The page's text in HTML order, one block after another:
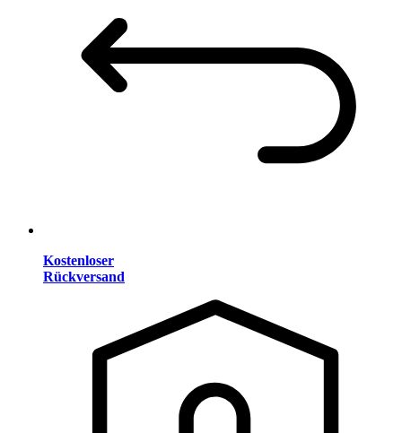
Kostenloser
Rückversand